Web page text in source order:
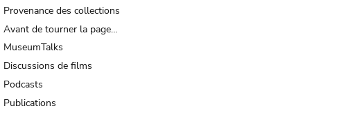
Provenance des collections
Avant de tourner la page…
MuseumTalks
Discussions de films
Podcasts
Publications